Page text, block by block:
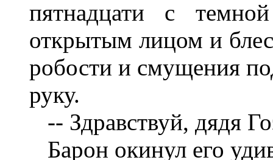
пятнадцати с
открытым лицом и
робости и смущения
руку.
-- Здравствуй, дядя
Барон окинул его